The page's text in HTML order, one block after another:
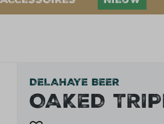
DELAHAYE BEER
OAKED